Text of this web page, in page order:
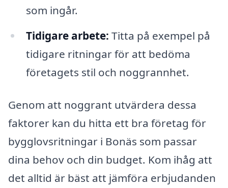
som ingår.
Tidigare arbete: Titta på exempel på
tidigare ritningar för att bedöma
företagets stil och noggrannhet.
Genom att noggrant utvärdera dessa
faktorer kan du hitta ett bra företag för
bygglovsritningar i Bonäs som passar
dina behov och din budget. Kom ihåg att
det alltid är bäst att jämföra erbjudanden